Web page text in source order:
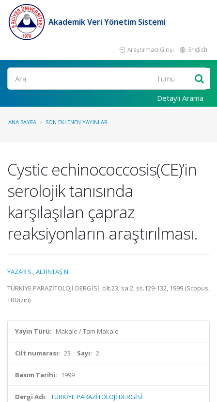
Akademik Veri Yönetim Sistemi
Araştırmacı Girişi English
Ara
Detaylı Arama
ANA SAYFA SON EKLENEN YAYINLAR
Cystic echinococcosis(CE)’in
serolojik tanısında
karşılaşılan çapraz
reaksiyonların araştırılması.
YAZAR S.,ALTINTAŞ N.
TÜRKİYE PARAZİTOLOJİ DERGİSİ, cilt.23, sa.2, ss.129-132, 1999 (Scopus,
TRDizin)
Yayın Türü: Makale / Tam Makale
Cilt numarası: 23 Sayı: 2
Basım Tarihi: 1999
Dergi Adı: TÜRKİYE PARAZİTOLOJİ DERGİSİ